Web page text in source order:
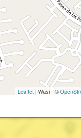
Leaflet | Wasi - ©